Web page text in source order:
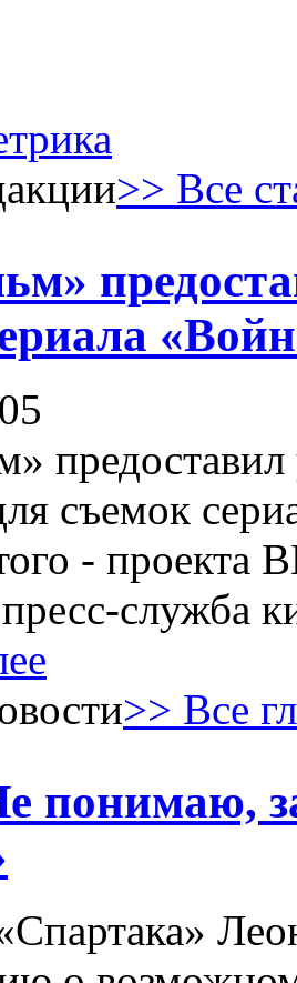
>> Все
съемок
- проекта
служба
>> Все
понимаю,